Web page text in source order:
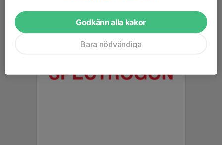
Godkänn alla kakor
Bara nödvändiga